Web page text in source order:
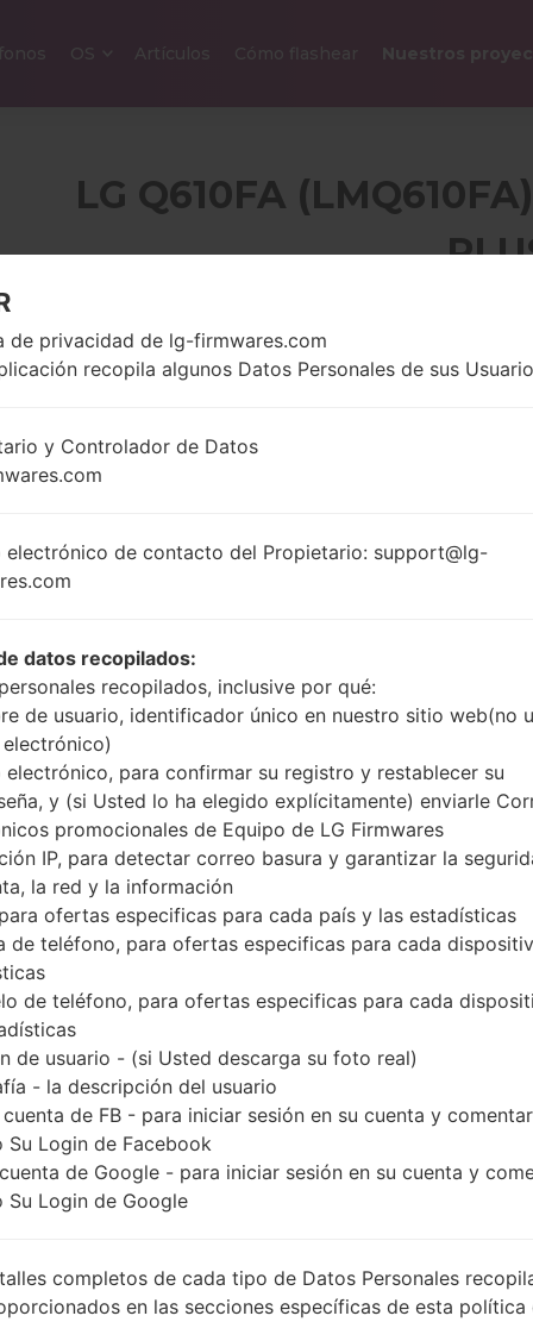
OS Artículos Cómo flashear Nuestros
LG Q610FA
5.5 pulgadas (~77.3%
relación pantalla-
cuerpo)
píxeles por pulgada)
onzas)
1.8GHz Cortex-A53
Android
Página principal →Serie →LG Q7 Plus →LGQ610FA
de privacidad de lg-firmwares.com
recopila algunos Datos Personales de sus
y Controlador de Datos
electrónico de contacto del Propietario: support@lg-
datos recopilados:
recopilados, inclusive por qué:
de usuario, identificador único en nuestro sitio web(no
electrónico, para confirmar su registro y restablecer su
y (si Usted lo ha elegido explícitamente) enviarle
promocionales de Equipo de LG Firmwares
IP, para detectar correo basura y garantizar la
la red y la información
ofertas especificas para cada país y las estadísticas
de teléfono, para ofertas especificas para cada
de teléfono, para ofertas especificas para cada
de usuario - (si Usted descarga su foto real)
- la descripción del usuario
cuenta de FB - para iniciar sesión en su cuenta y comentar
Su Login de Facebook
de Google - para iniciar sesión en su cuenta y
Su Login de Google
completos de cada tipo de Datos Personales
en las secciones específicas de esta política